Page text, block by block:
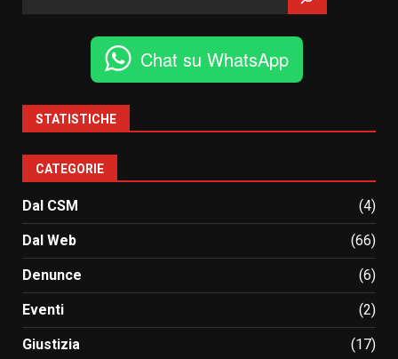
Chat su WhatsApp
STATISTICHE
CATEGORIE
Dal CSM (4)
Dal Web (66)
Denunce (6)
Eventi (2)
Giustizia (17)